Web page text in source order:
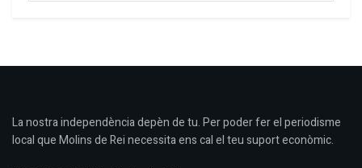
La nostra independència depèn de tu. Per poder fer el periodisme
local que Molins de Rei necessita ens cal el teu suport econòmic.